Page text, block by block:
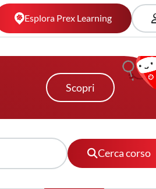
Esplora Prex Learning
Scopri
Cerca corso